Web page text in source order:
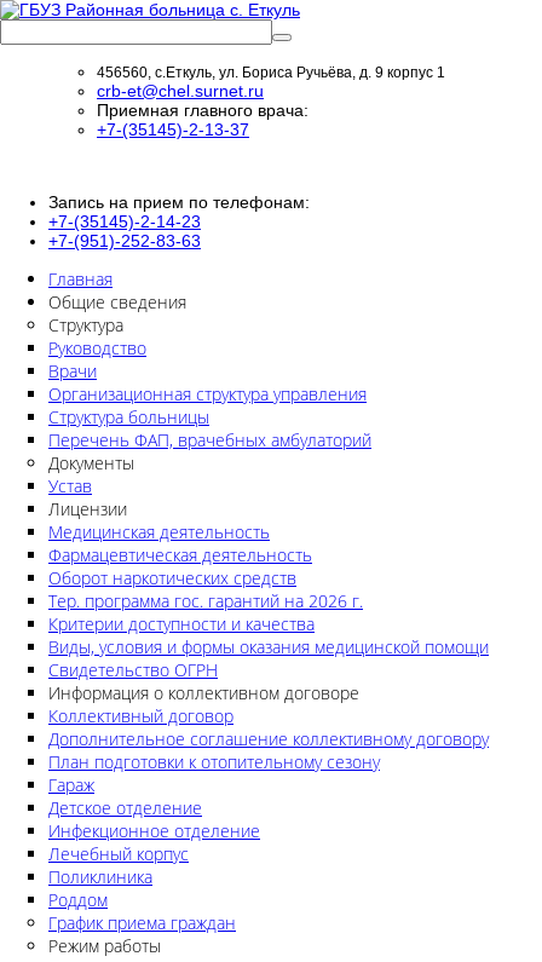
456560, с.Еткуль, ул. Бориса Ручьёва, д. 9 корпус 1
crb-et@chel.surnet.ru
Приемная главного врача:
+7-(35145)-2-13-37
Запись на прием по телефонам:
+7-(35145)-2-14-23
+7-(951)-252-83-63
Главная
Общие сведения
Структура
Руководство
Врачи
Организационная структура управления
Структура больницы
Перечень ФАП, врачебных амбулаторий
Документы
Устав
Лицензии
Медицинская деятельность
Фармацевтическая деятельность
Оборот наркотических средств
Тер. программа гос. гарантий на 2026 г.
Критерии доступности и качества
Виды, условия и формы оказания медицинской помощи
Свидетельство ОГРН
Информация о коллективном договоре
Коллективный договор
Дополнительное соглашение коллективному договору
План подготовки к отопительному сезону
Гараж
Детское отделение
Инфекционное отделение
Лечебный корпус
Поликлиника
Роддом
График приема граждан
Режим работы